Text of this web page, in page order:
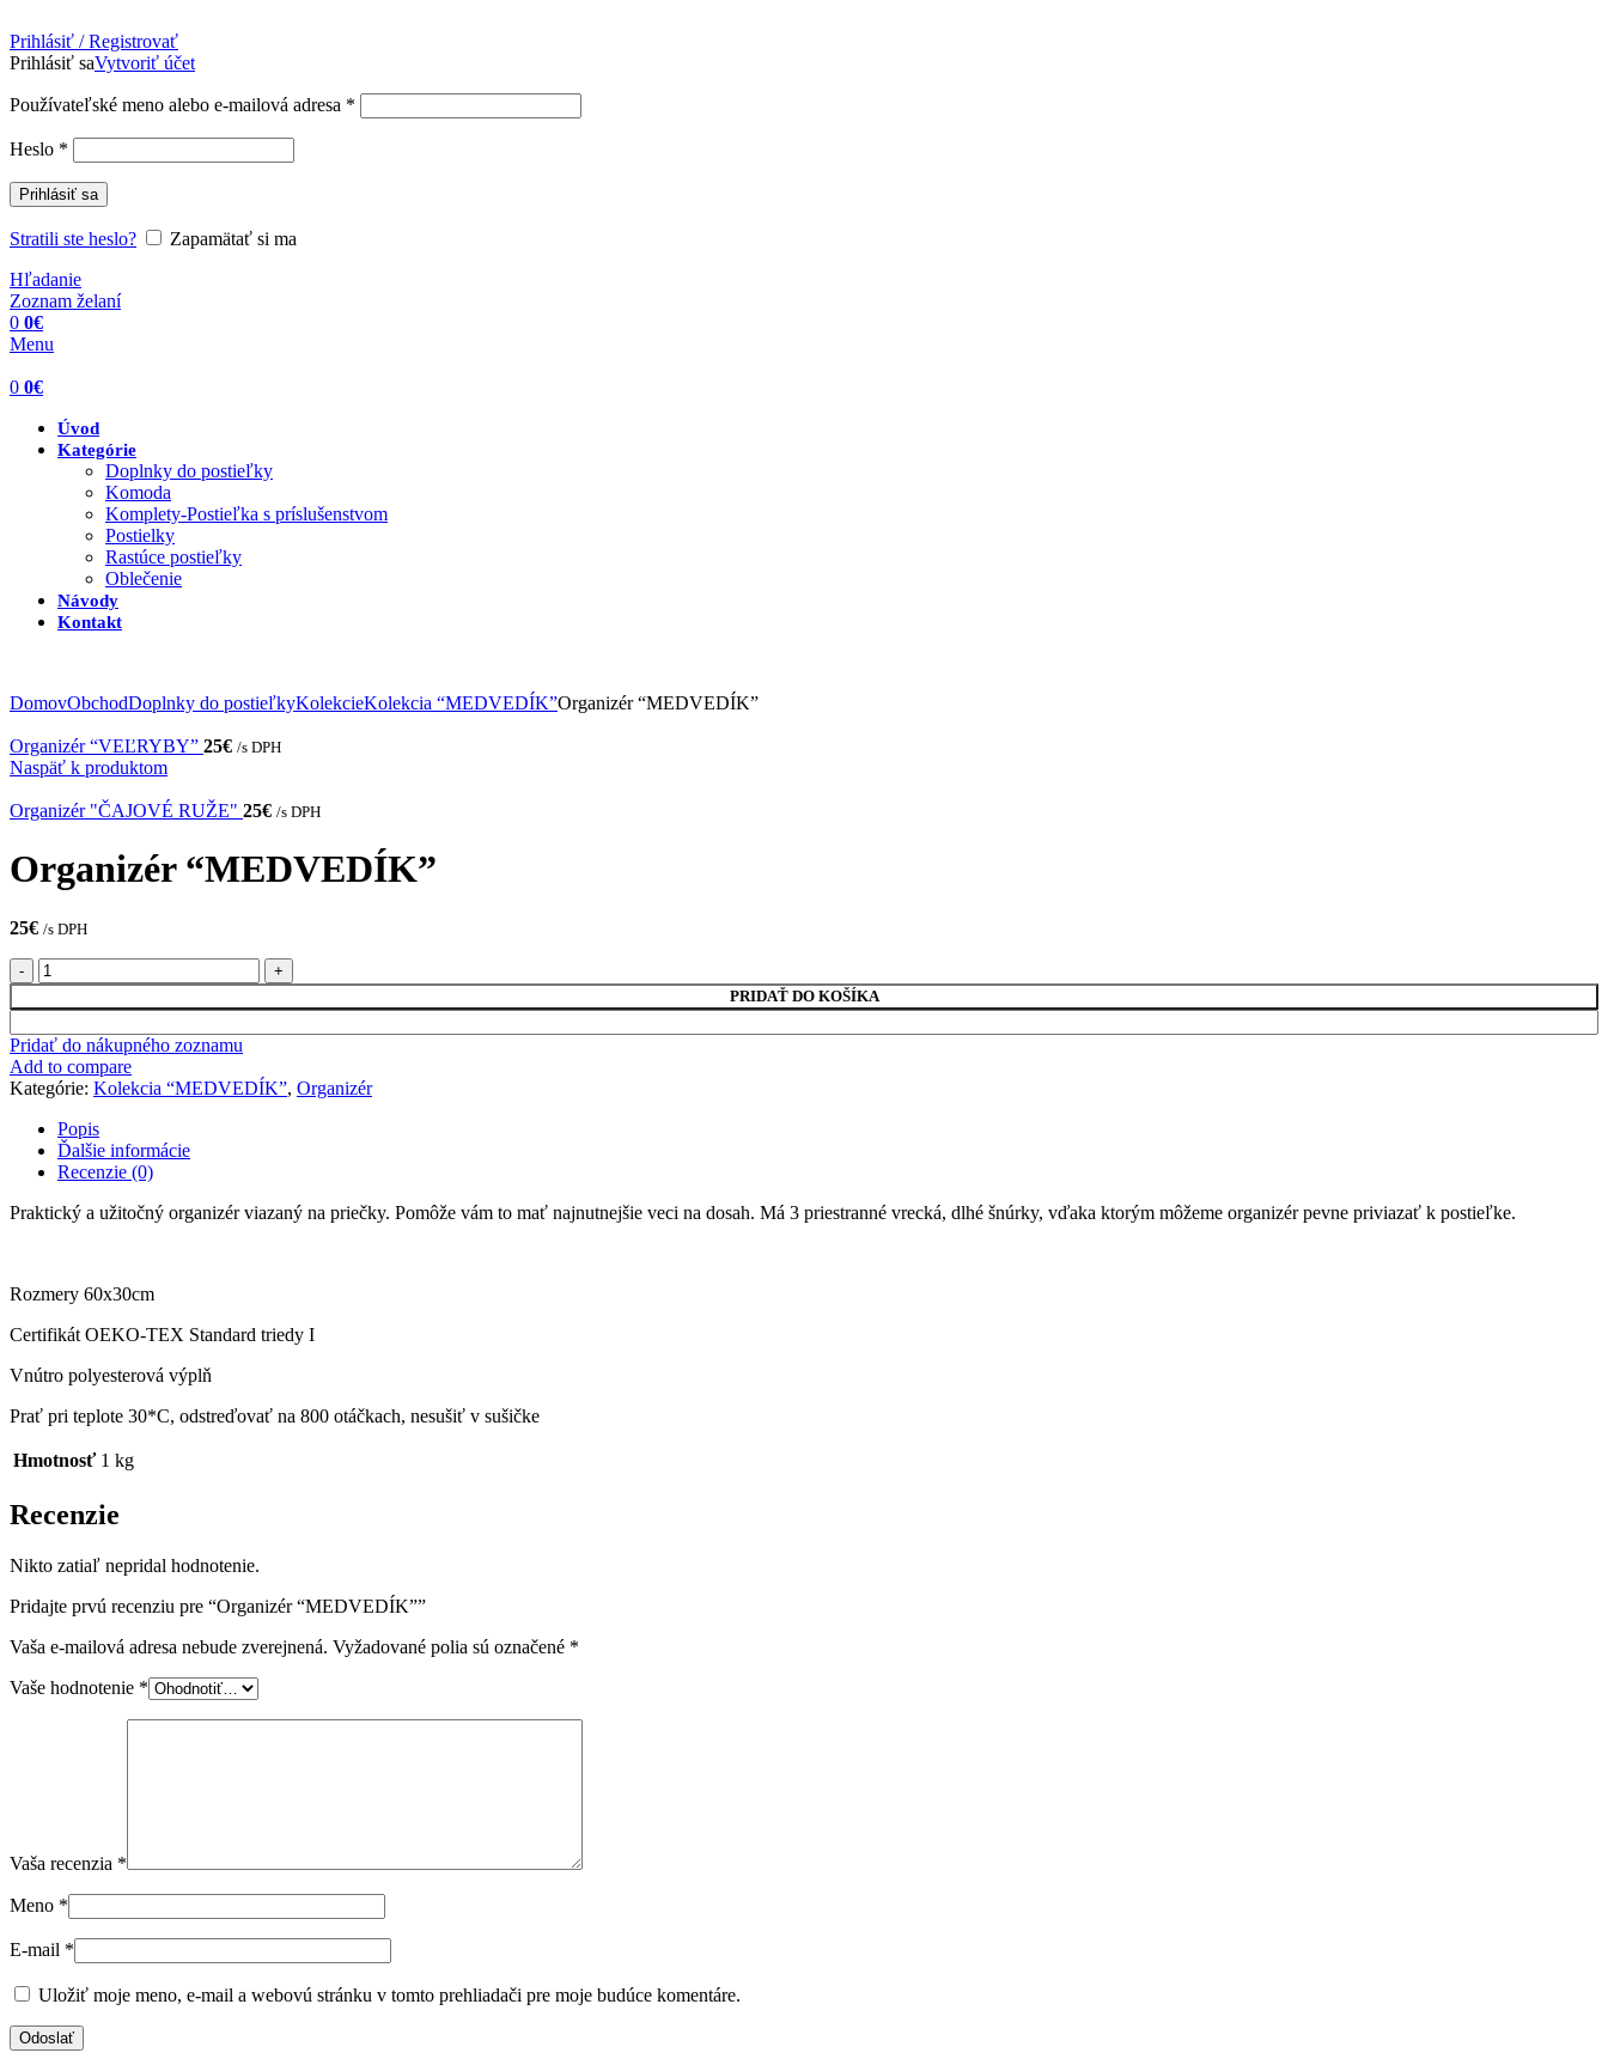
Prihlásiť / Registrovať
Prihlásiť saVytvoriť účet
Používateľské meno alebo e-mailová adresa *
Heslo *
Prihlásiť sa
Stratili ste heslo?
Zapamätať si ma
Hľadanie
Zoznam želaní
0 0€
Menu
0 0€
Úvod
Kategórie
Doplnky do postieľky
Komoda
Komplety-Postieľka s príslušenstvom
Postielky
Rastúce postieľky
Oblečenie
Návody
Kontakt
DomovObchodDoplnky do postieľkyKolekcieKolekcia “MEDVEDÍK”Organizér “MEDVEDÍK”
Organizér “VEĽRYBY” 25€ /s DPH
Naspäť k produktom
Organizér "ČAJOVÉ RUŽE" 25€ /s DPH
Organizér “MEDVEDÍK”
25€ /s DPH
množstvo
Organizér
“MEDVEDÍK”
PRIDAŤ DO KOŠÍKA
Pridať do nákupného zoznamu
Add to compare
Kategórie: Kolekcia “MEDVEDÍK”, Organizér
Popis
Ďalšie informácie
Recenzie (0)
Praktický a užitočný organizér viazaný na priečky. Pomôže vám to mať najnutnejšie veci na dosah. Má 3 priestranné vrecká, dlhé šnúrky, vďaka ktorým môžeme organizér pevne priviazať k postieľke.
Rozmery 60x30cm
Certifikát OEKO-TEX Standard triedy I
Vnútro polyesterová výplň
Prať pri teplote 30*C, odstreďovať na 800 otáčkach, nesušiť v sušičke
Hmotnosť 1 kg
Recenzie
Nikto zatiaľ nepridal hodnotenie.
Pridajte prvú recenziu pre “Organizér “MEDVEDÍK””
Vaša e-mailová adresa nebude zverejnená. Vyžadované polia sú označené *
Vaše hodnotenie *
Vaša recenzia *
Meno *
E-mail *
Uložiť moje meno, e-mail a webovú stránku v tomto prehliadači pre moje budúce komentáre.